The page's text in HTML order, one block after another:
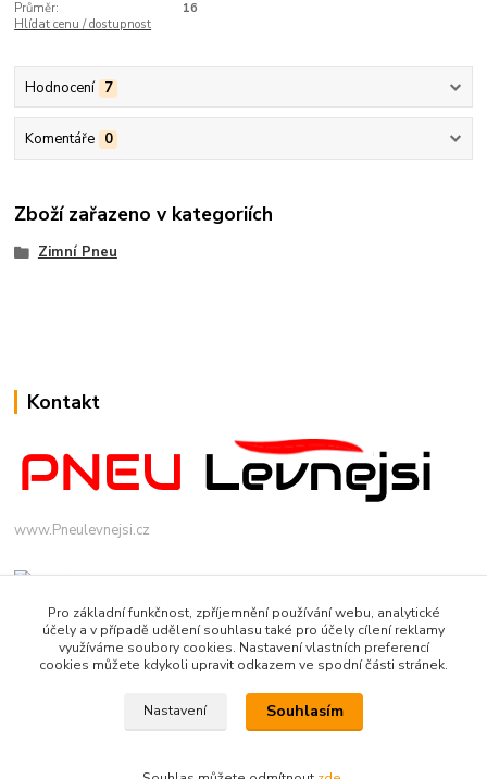
Průměr:
16
Hlídat cenu / dostupnost
Hodnocení 7
Komentáře 0
Zboží zařazeno v kategoriích
Zimní Pneu
Kontakt
www.Pneulevnejsi.cz
info(a)pneulevnejsi.cz
Pro základní funkčnost, zpříjemnění používání webu, analytické
účely a v případě udělení souhlasu také pro účely cílení reklamy
využíváme soubory cookies. Nastavení vlastních preferencí
cookies můžete kdykoli upravit odkazem ve spodní části stránek.
Nastavení Souhlasím